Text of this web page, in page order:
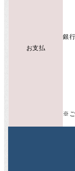
お支払
銀
※ご